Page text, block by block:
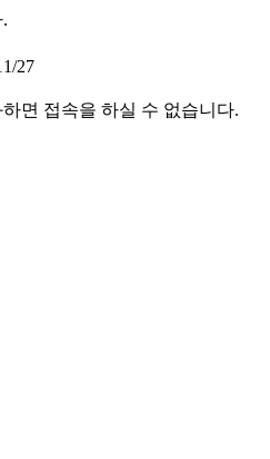
27
면 접속을 하실 수 없습니다.